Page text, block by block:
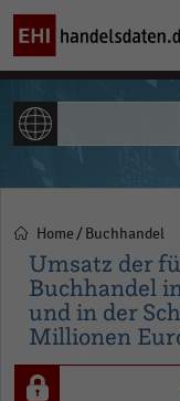
Home Buchhandel
Umsatz der
Buchhandel
und in der
Millionen